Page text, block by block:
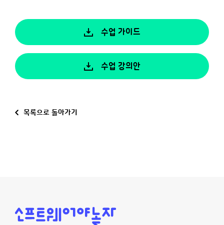
수업 가이드
수업 강의안
목록으로 돌아가기
소
프